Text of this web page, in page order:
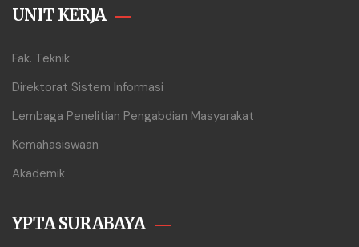
UNIT KERJA
Fak. Teknik
Direktorat Sistem Informasi
Lembaga Penelitian Pengabdian Masyarakat
Kemahasiswaan
Akademik
YPTA SURABAYA